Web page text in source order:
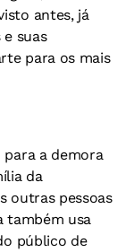
antes, já
suas
para os mais
a demora
da
outras pessoas
também usa
público de